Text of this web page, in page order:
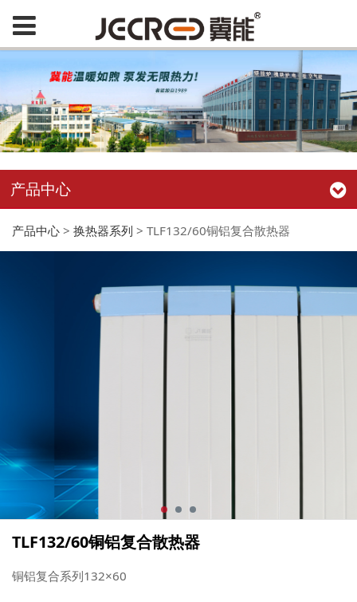
产品中心
产品中心 >换热器系列 >TLF132/60铜铝复合散热器
TLF132/60铜铝复合散热器
铜铝复合系列132×60